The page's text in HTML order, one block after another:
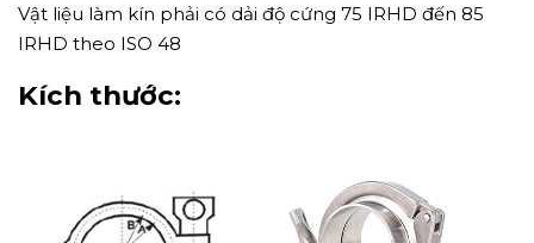
Vật liệu làm kín phải có dải độ cứng 75 IRHD đến 85
IRHD theo ISO 48
Kích thước: